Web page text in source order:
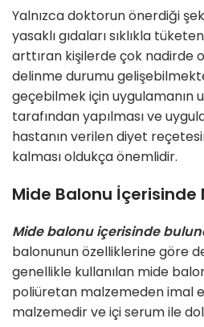
Yalnızca doktorun önerdiği
yasaklı gıdaları sıklıkla
arttıran kişilerde çok nadirde
delinme durumu
geçebilmek için uygulamanın
tarafından yapılması ve
hastanın verilen diyet
kalması oldukça önemlidir.
Mide Balonu İçerisinde
Mide balonu içerisinde
balonunun özelliklerine göre
genellikle kullanılan mide
poliüretan malzemeden imal
malzemedir ve içi serum ile